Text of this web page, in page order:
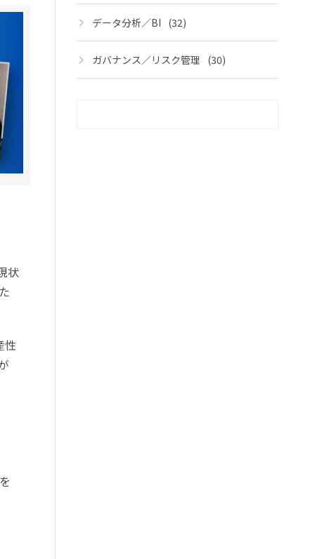
状
性
データ分析／BI (32)
ガバナンス／リスク管理 (30)